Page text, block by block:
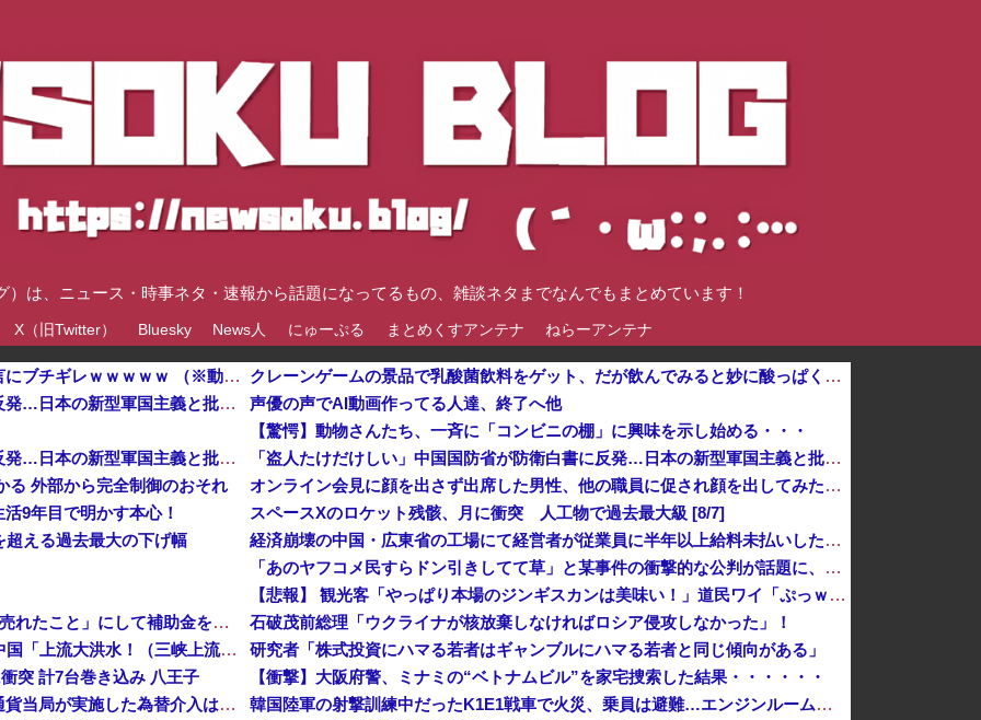
は、ニュース・時事ネタ・速報から話題になってるもの、雑談ネタまでなんでもまとめています！
X（旧Twitter） Bluesky News人 にゅーぷる まとめくすアンテナ ねらーアンテナ
ショートスリーパー「寝たほうがいいよ」の一言にブチギレｗｗｗｗｗ （※動画あり）
「盗人たけだけしい」中国国防省が防衛白書に反発…日本の新型軍国主義と批判！他
「盗人たけだけしい」中国国防省が防衛白書に反発…日本の新型軍国主義と批判！
る 外部から完全制御のおそれ
9年目で明かす本心！
超える過去最大の下げ幅
中国、止められないEV製造 売れず在庫山積み「売れたこと」にして補助金を騙し取る事案を思いつきが横行
中国「台風接近！」台風13号「三峡直撃予測」中国「上流大洪水！（三峡上流」中国都市「8/5の映像（動画」三峡ダム「緊急放流（決壊危機」中国「下流大水害（震え声」→
突 計7台巻き込み 八王子
岸田文雄元首相「円安を阻止するために日米の通貨当局が実施した為替介入は一時しのぎに過ぎない」
クレーンゲームの景品で乳酸菌飲料をゲット、だが飲んでみると妙に酸っぱくて体調が悪化してしまい……
声優の声でAI動画作ってる人達、終了へ他
【驚愕】動物さんたち、一斉に「コンビニの棚」に興味を示し始める・・・
「盗人たけだけしい」中国国防省が防衛白書に反発…日本の新型軍国主義と批判！
オンライン会見に顔を出さず出席した男性、他の職員に促され顔を出してみた結果ｗｗｗｗｗ
スペースXのロケット残骸、月に衝突 人工物で過去最大級 [8/7]
経済崩壊の中国・広東省の工場にて経営者が従業員に半年以上給料未払いした挙句高飛び。工場は空っぽに
「あのヤフコメ民すらドン引きしてて草」と某事件の衝撃的な公判が話題に、なんか変な力が働いてんのかってくらい……
【悲報】 観光客「やっぱり本場のジンギスカンは美味い！」道民ワイ「ぷっｗｗｗｗ」
石破茂前総理「ウクライナが核放棄しなければロシア侵攻しなかった」！
研究者「株式投資にハマる若者はギャンブルにハマる若者と同じ傾向がある」
【衝撃】大阪府警、ミナミの“ベトナムビル”を家宅捜索した結果・・・・・・
韓国陸軍の射撃訓練中だったK1E1戦車で火災、乗員は避難…エンジンルーム付近から出火！